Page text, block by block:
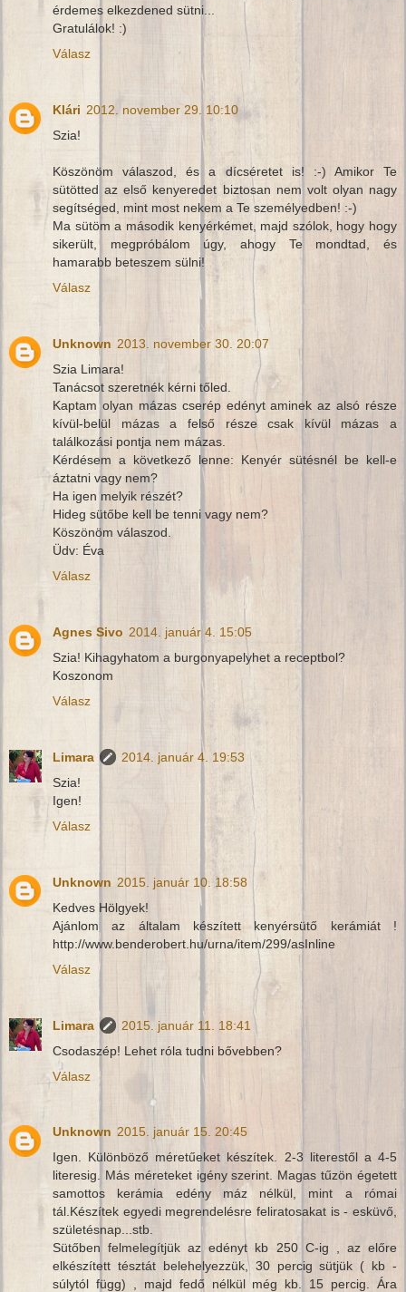
érdemes elkezdened sütni...
Gratulálok! :)
Válasz
Klári 2012. november 29. 10:10
Szia!
Köszönöm válaszod, és a dícséretet is! :-) Amikor Te
sütötted az első kenyeredet biztosan nem volt olyan nagy
segítséged, mint most nekem a Te személyedben! :-)
Ma sütöm a második kenyérkémet, majd szólok, hogy hogy
sikerült, megpróbálom úgy, ahogy Te mondtad, és
hamarabb beteszem sülni!
Válasz
Unknown 2013. november 30. 20:07
Szia Limara!
Tanácsot szeretnék kérni tőled.
Kaptam olyan mázas cserép edényt aminek az alsó része
kívül-belül mázas a felső része csak kívül mázas a
találkozási pontja nem mázas.
Kérdésem a következő lenne: Kenyér sütésnél be kell-e
áztatni vagy nem?
Ha igen melyik részét?
Hideg sütőbe kell be tenni vagy nem?
Köszönöm válaszod.
Üdv: Éva
Válasz
Agnes Sivo 2014. január 4. 15:05
Szia! Kihagyhatom a burgonyapelyhet a receptbol?
Koszonom
Válasz
Limara
2014. január 4. 19:53
Szia!
Igen!
Válasz
Unknown 2015. január 10. 18:58
Kedves Hölgyek!
Ajánlom az általam készített kenyérsütő kerámiát !
http://www.benderobert.hu/urna/item/299/asInline
Válasz
Limara
2015. január 11. 18:41
Csodaszép! Lehet róla tudni bővebben?
Válasz
Unknown 2015. január 15. 20:45
Igen. Különböző méretűeket készítek. 2-3 literestől a 4-5
literesig. Más méreteket igény szerint. Magas tűzön égetett
samottos kerámia edény máz nélkül, mint a római
tál.Készítek egyedi megrendelésre feliratosakat is - esküvő,
születésnap...stb.
Sütőben felmelegítjük az edényt kb 250 C-ig , az előre
elkészített tésztát belehelyezzük, 30 percig sütjük ( kb -
súlytól függ) , majd fedő nélkül még kb. 15 percig. Ára